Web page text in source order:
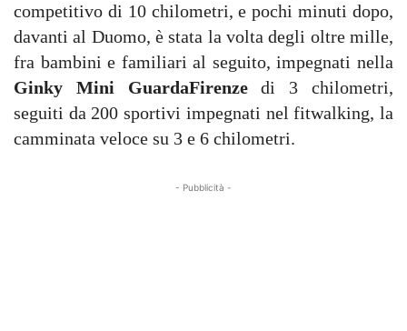
competitivo di 10 chilometri, e pochi minuti dopo,
davanti al Duomo, è stata la volta degli oltre mille,
fra bambini e familiari al seguito, impegnati nella
Ginky Mini GuardaFirenzedi 3 chilometri,
seguiti da 200 sportivi impegnati nel fitwalking, la
camminata veloce su 3 e 6 chilometri.
- Pubblicità -